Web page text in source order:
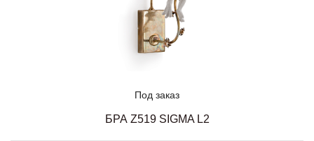
Под заказ
БРА Z519 SIGMA L2